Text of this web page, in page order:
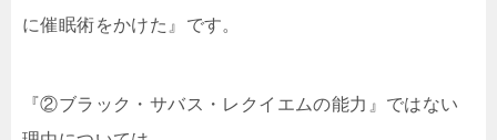
に催眠術をかけた』です。
『②ブラック・サバス・レクイエムの能力』ではない